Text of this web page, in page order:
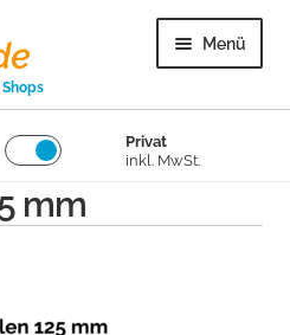
Menü
Privat
inkl. MwSt.
mm